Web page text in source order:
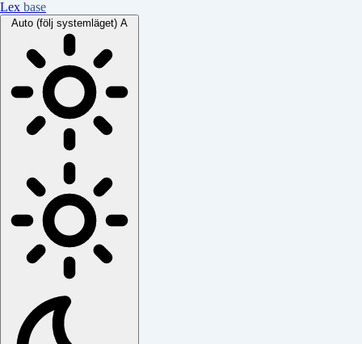
Lex base
Auto (följ systemläget) A